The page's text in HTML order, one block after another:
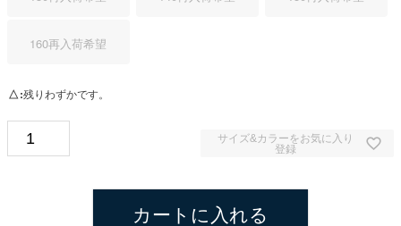
160再入荷希望
△ 残りわずかです。
サイズ&カラーをお気に入り
登録
カートに入れる